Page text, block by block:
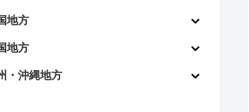
地方
地方
・沖縄地方